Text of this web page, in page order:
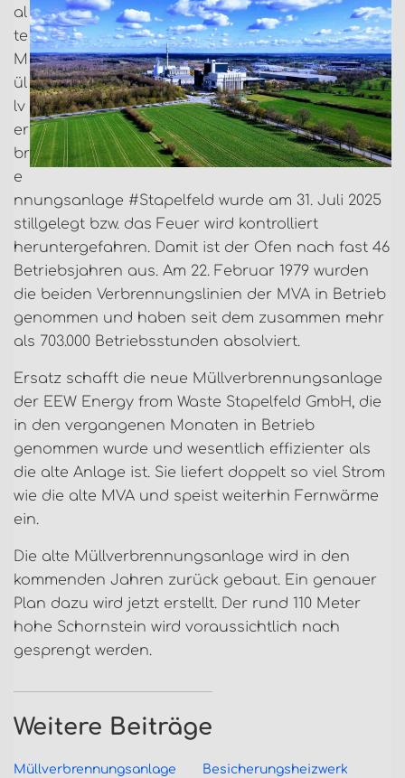
al
te
M
ül
lv
er
br
e
nnungsanlage #Stapelfeld wurde am 31. Juli 2025
stillgelegt bzw. das Feuer wird kontrolliert
heruntergefahren. Damit ist der Ofen nach fast 46
Betriebsjahren aus. Am 22. Februar 1979 wurden
die beiden Verbrennungslinien der MVA in Betrieb
genommen und haben seit dem zusammen mehr
als 703.000 Betriebsstunden absolviert.
Ersatz schafft die neue Müllverbrennungsanlage
der EEW Energy from Waste Stapelfeld GmbH, die
in den vergangenen Monaten in Betrieb
genommen wurde und wesentlich effizienter als
die alte Anlage ist. Sie liefert doppelt so viel Strom
wie die alte MVA und speist weiterhin Fernwärme
ein.
Die alte Müllverbrennungsanlage wird in den
kommenden Jahren zurück gebaut. Ein genauer
Plan dazu wird jetzt erstellt. Der rund 110 Meter
hohe Schornstein wird voraussichtlich nach
gesprengt werden.
Weitere Beiträge
Müllverbrennungsanlage
Besicherungsheizwerk